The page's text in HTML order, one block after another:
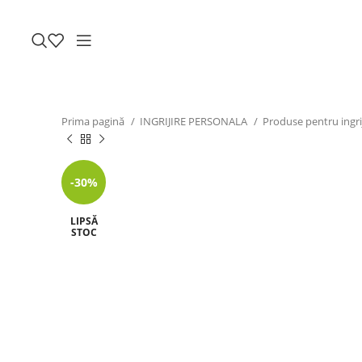
Prima pagină INGRIJIRE PERSONALA Produse pentru
-30%
LIPSĂ
STOC